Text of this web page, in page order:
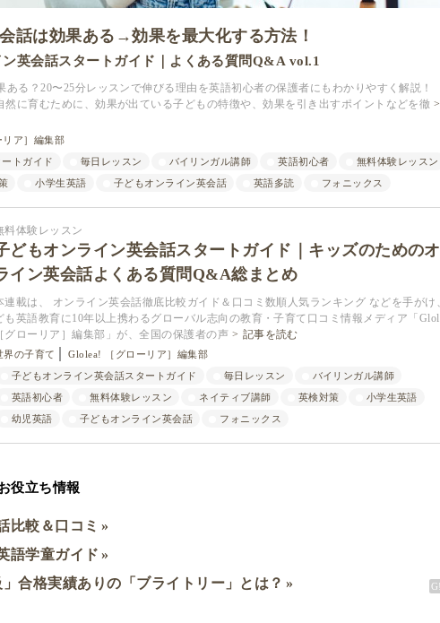
話は効果ある→効果を最大化する方法！
英会話スタートガイド｜よくある質問Q&A vol.1
ある？20〜25分レッスンで伸びる理由を英語初心者の保護者にもわかりやすく解説
然に育むために、効果が出ている子どもの特徴や、効果を引き出すポイントなどを徹
ア］編集部
トガイド
毎日レッスン バイリンガル講師 英語初心者
無料体験レッスン
小学生英語 子どもオンライン英会話 英語多読 フォニックス
料体験レッスン
どもオンライン英会話スタートガイド｜キッズのための
イン英会話よくある質問Q&A総まとめ
連載は、 オンライン英会話徹底比較ガイド＆口コミ数順人気ランキング などを手がけ
も英語教育に10年以上携わるグローバル志向の教育・子育て口コミ情報メディア「
［グローリア］編集部」が、全国の保護者の声
記事を読む
界の子育て
Glolea! ［グローリア］編集部
子どもオンライン英会話スタートガイド
毎日レッスン
バイリンガル講師
英語初心者
無料体験レッスン ネイティブ講師 英検対策
小学生英語
幼児英語
子どもオンライン英会話 フォニックス
役立ち情報
比較＆口コミ
語学童ガイド
合格実績ありの「ブライトリー」とは？